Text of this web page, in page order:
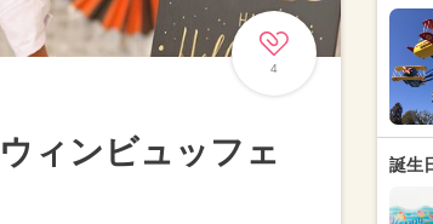
4
ィンビュッフェ
誕生